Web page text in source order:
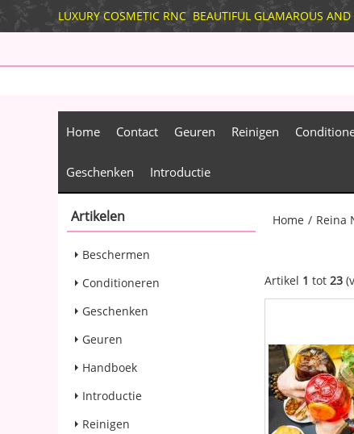
LUXURY COSMETIC RNC BEAUTIFUL GLAMAROUS
Home Contact Geuren Reinigen
Geschenken Introductie
Artikelen
Beschermen
Conditioneren
Geschenken
Geuren
Handboek
Introductie
Reinigen
Home / Reina
Artikel 1 tot 23